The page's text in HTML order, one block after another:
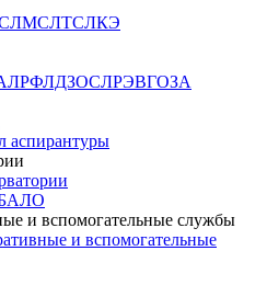
ЛМСЛТСЛКЭ
ЛРФЛДЗОСЛРЭВГОЗА
аспирантуры
и вспомогательные службы
и вспомогательные